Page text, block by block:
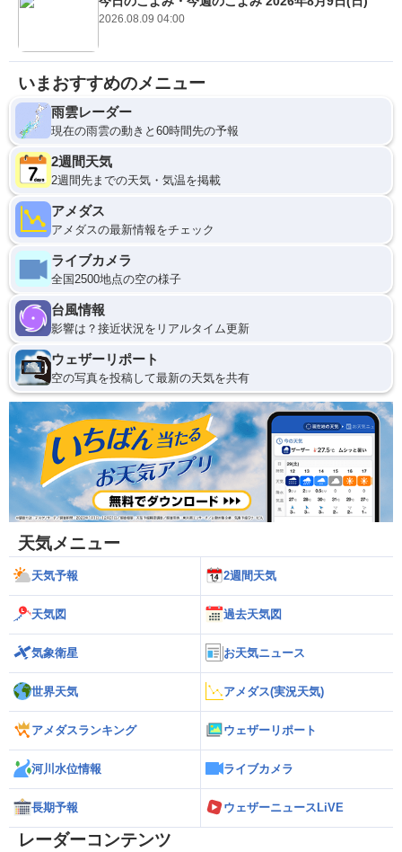
2026.08.09 04:00
いまおすすめのメニュー
雨雲レーダー
現在の雨雲の動きと60時間先の予報
2週間天気
2週間先までの天気・気温を掲載
アメダス
アメダスの最新情報をチェック
ライブカメラ
全国2500地点の空の様子
台風情報
影響は？接近状況をリアルタイム更新
ウェザーリポート
空の写真を投稿して最新の天気を共有
天気メニュー
天気予報 2週間天気
天気図 過去天気図
気象衛星 お天気ニュース
世界天気 アメダス(実況天気)
アメダスランキング ウェザーリポート
河川水位情報 ライブカメラ
長期予報 ウェザーニュースLiVE
レーダーコンテンツ